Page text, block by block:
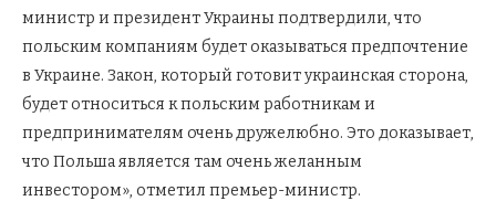
министр и президент Украины подтвердили, что
польским компаниям будет оказываться предпочтение
в Украине. Закон, который готовит украинская сторона,
будет относиться к польским работникам и
предпринимателям очень дружелюбно. Это доказывает,
что Польша является там очень желанным
инвестором», отметил премьер-министр.